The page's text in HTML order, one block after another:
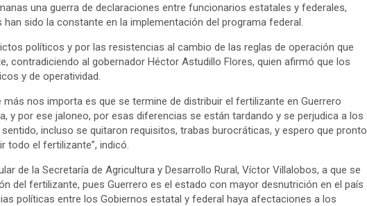
una guerra de declaraciones entre funcionarios estatales y federales,
sido la constante en la implementación del programa federal.
políticos y por las resistencias al cambio de las reglas de operación que
contradiciendo al gobernador Héctor Astudillo Flores, quien afirmó que los
y de operatividad.
más nos importa es que se termine de distribuir el fertilizante en Guerrero
y por ese jaloneo, por esas diferencias se están tardando y se perjudica a los
incluso se quitaron requisitos, trabas burocráticas, y espero que pronto
todo el fertilizante”, indicó.
de la Secretaría de Agricultura y Desarrollo Rural, Víctor Villalobos, a que se
del fertilizante, pues Guerrero es el estado con mayor desnutrición en el país
políticas entre los Gobiernos estatal y federal haya afectaciones a los